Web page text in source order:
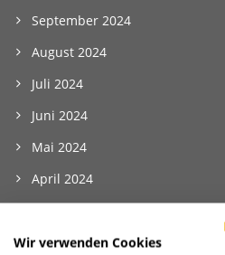
September 2024
August 2024
Juli 2024
Juni 2024
Mai 2024
April 2024
Februar 2024
Wir verwenden Cookies